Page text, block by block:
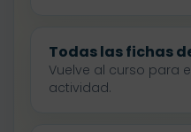
Todas las fichas
Vuelve al curso para
actividad.